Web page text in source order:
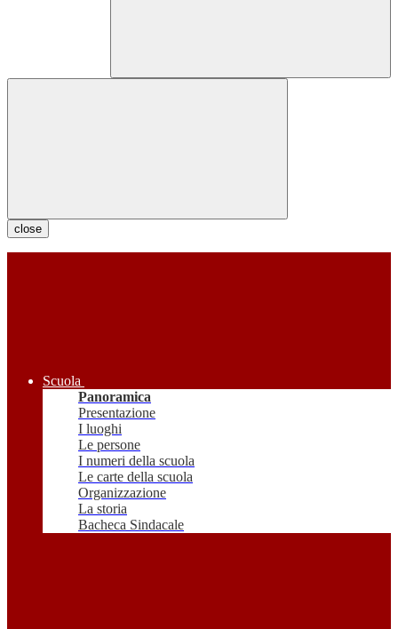
close
Scuola
Panoramica
Presentazione
I luoghi
Le persone
I numeri della scuola
Le carte della scuola
Organizzazione
La storia
Bacheca Sindacale